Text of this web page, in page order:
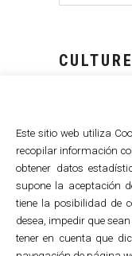
1
CULTURE
Este sitio web utiliza
recopilar información
obtener datos
supone la aceptación
tiene la posibilidad de
desea, impedir que
tener en cuenta que